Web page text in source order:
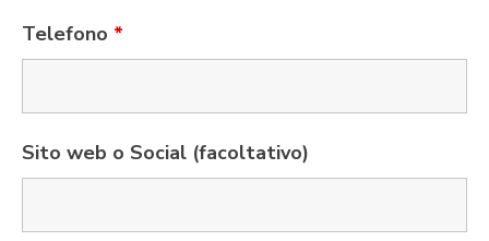
Telefono *
Sito web o Social (facoltativo)